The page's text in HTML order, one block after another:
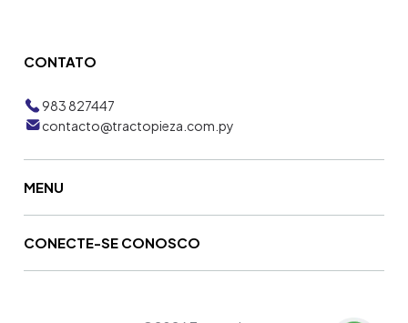
CONTATO
983 827447
contacto@tractopieza.com.py
MENU
CONECTE-SE CONOSCO